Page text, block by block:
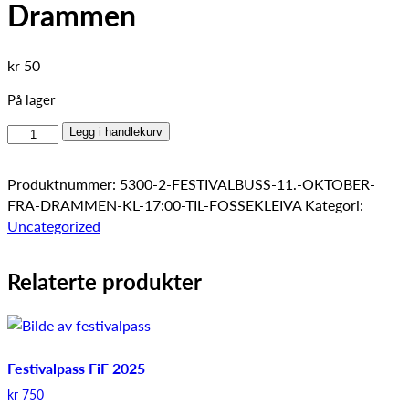
Drammen
kr 50
På lager
Festivalbuss
fra
Fossekleiva
kl
til
antall
Legg i handlekurv
Produktnummer: 5300-2-FESTIVALBUSS-11.-OKTOBER-
FRA-DRAMMEN-KL-17:00-TIL-FOSSEKLEIVA Kategori:
Uncategorized
Relaterte produkter
Festivalpass FiF 2025
kr 750